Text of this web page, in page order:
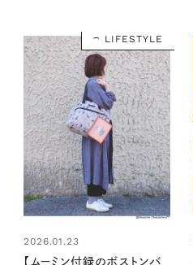
LIFESTYLE
2026.01.23
【ムーミン付録のボストンバ